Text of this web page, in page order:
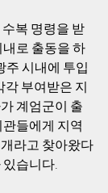
복 명령을 받
로 출동을 하
주 시내에 투입
각 부여받은 지
계엄군이 출
들에게 지역
라고 찾아왔다
습니다.